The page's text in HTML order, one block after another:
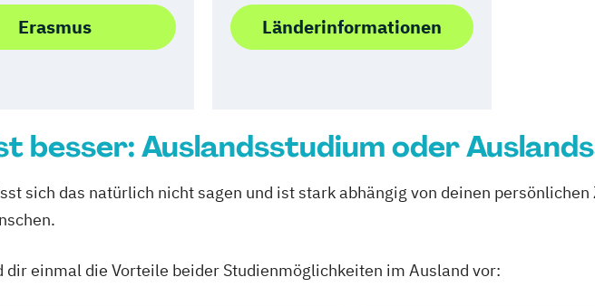
Erasmus Länderinformationen
besser: Auslandsstudium oder
sich das natürlich nicht sagen und ist stark abhängig von deinen
dir einmal die Vorteile beider Studienmöglichkeiten im Ausland vor: